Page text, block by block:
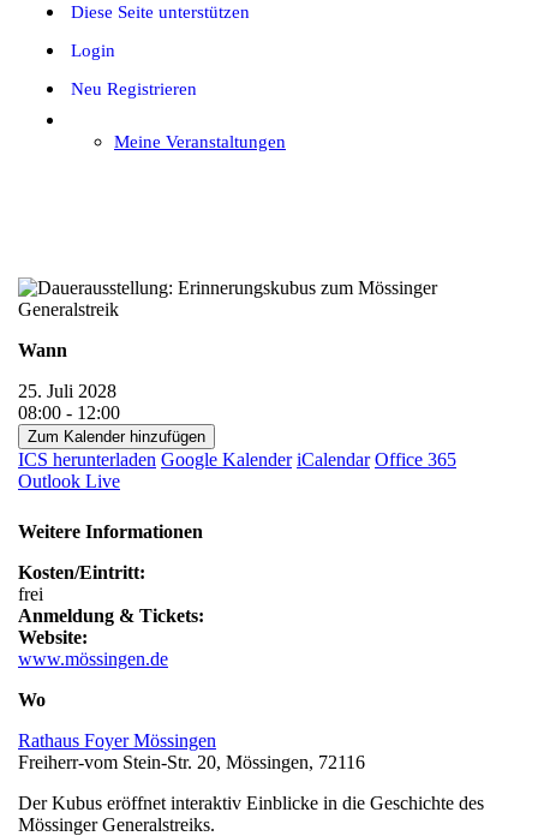
Diese Seite unterstützen
Login
Neu Registrieren
Meine Veranstaltungen
Wann
25. Juli 2028
08:00 - 12:00
Zum Kalender hinzufügen
ICS herunterladen Google Kalender iCalendar Office 365
Outlook Live
Weitere Informationen
Kosten/Eintritt:
frei
Anmeldung & Tickets:
Website:
www.mössingen.de
Wo
Rathaus Foyer Mössingen
Freiherr-vom Stein-Str. 20, Mössingen, 72116
Der Kubus eröffnet interaktiv Einblicke in die Geschichte des
Mössinger Generalstreiks.